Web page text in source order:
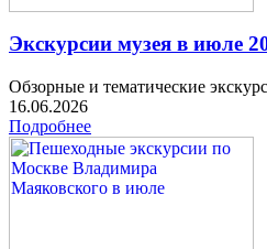
Экскурсии музея в июле
Обзорные и тематические
16.06.2026
Подробнее